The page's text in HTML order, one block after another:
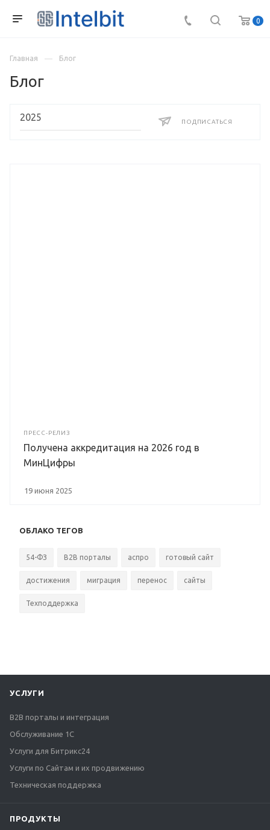
0
Главная Блог
Блог
ПОДПИСАТЬСЯ
ПРЕСС-РЕЛИЗ
Получена аккредитация на 2026 год в
МинЦифры
19 июня 2025
ОБЛАКО ТЕГОВ
54-ФЗ B2B порталы аспро готовый сайт
достижения миграция перенос сайты
Техподдержка
УСЛУГИ
B2B порталы и интеграция
Обслуживание 1С
Услуги для Битрикс24
Услуги по Сайтам и их продвижению
Техническая поддержка
ПРОДУКТЫ